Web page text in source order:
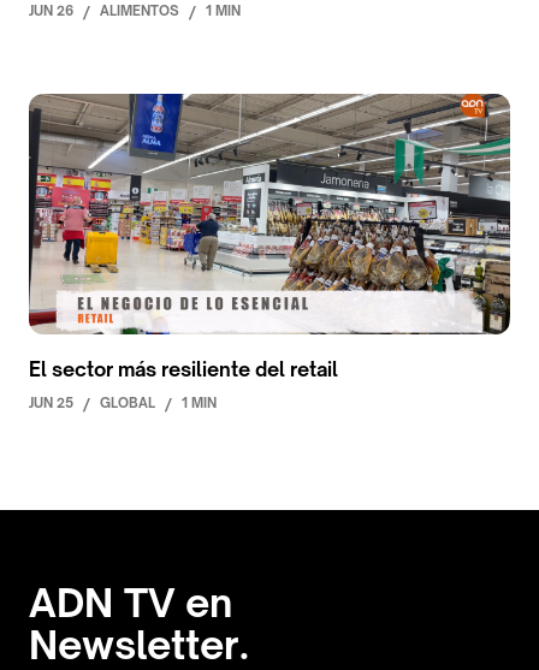
JUN 26 / ALIMENTOS / 1 MIN
El sector más resiliente del retail
JUN 25 / GLOBAL / 1 MIN
ADN TV en
Newsletter.